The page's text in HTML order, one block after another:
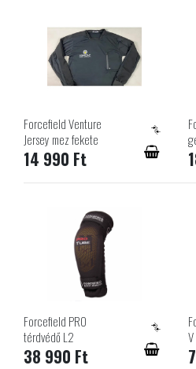
Forcefield Venture
Jersey mez fekete
14 990 Ft
Forcefield PRO
térdvédő L2
38 990 Ft
V